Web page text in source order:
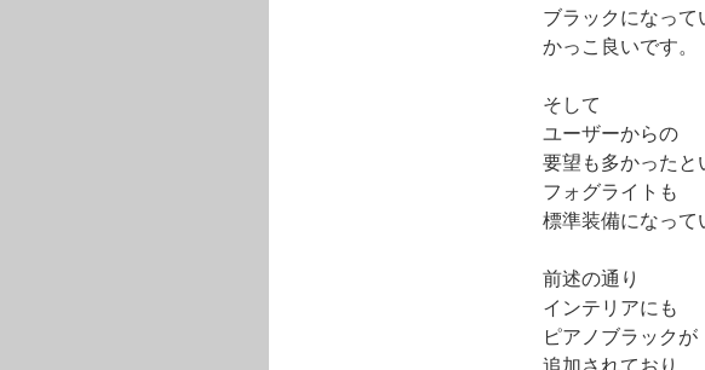
ブラックになって
かっこ良いです。
そして
ユーザーからの
要望も多かったと
フォグライトも
標準装備になって
前述の通り
インテリアにも
ピアノブラックが
追加されており